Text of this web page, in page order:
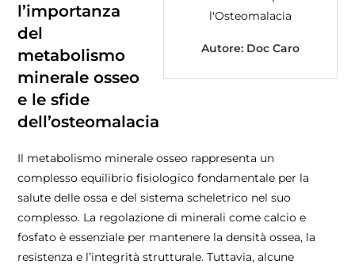
Autore: Doc Caro
l’importanza
del
metabolismo
minerale osseo
e le sfide
dell’osteomalacia
Il metabolismo minerale osseo rappresenta un
complesso equilibrio fisiologico fondamentale per la
salute delle ossa e del sistema scheletrico nel suo
complesso. La regolazione di minerali come calcio e
fosfato è essenziale per mantenere la densità ossea, la
resistenza e l’integrità strutturale. Tuttavia, alcune